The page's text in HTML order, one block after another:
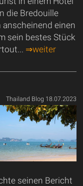
die Bredouille
einen
sein bestes Stück
⇒weiter
Thailand Blog 18.07.2023
seinen Bericht